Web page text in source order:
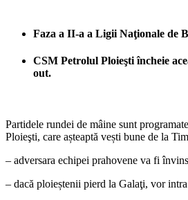
Faza a II-a a Ligii Naţionale de
CSM Petrolul Ploieşti încheie
out.
Partidele rundei de mâine sunt
Ploieşti, care așteaptă vești bune de la
– adversara echipei prahovene va fi
– dacă ploieștenii pierd la Galaţi, vor